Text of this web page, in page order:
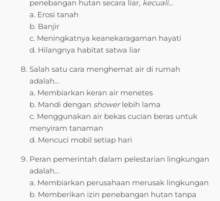
penebangan hutan secara liar, kecuali…
a. Erosi tanah
b. Banjir
c. Meningkatnya keanekaragaman hayati
d. Hilangnya habitat satwa liar
Salah satu cara menghemat air di rumah
adalah…
a. Membiarkan keran air menetes
b. Mandi dengan showerlebih lama
c. Menggunakan air bekas cucian beras untuk
menyiram tanaman
d. Mencuci mobil setiap hari
Peran pemerintah dalam pelestarian lingkungan
adalah…
a. Membiarkan perusahaan merusak lingkungan
b. Memberikan izin penebangan hutan tanpa